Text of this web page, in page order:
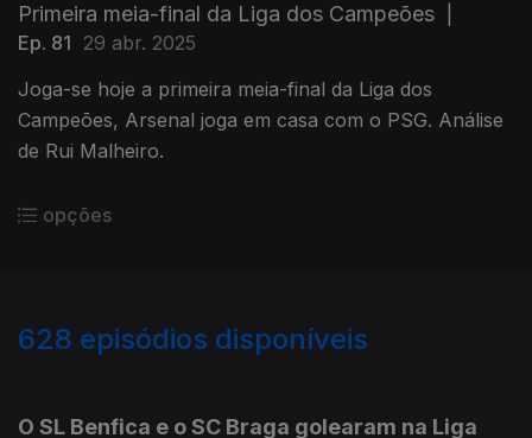
Primeira meia-final da Liga dos Campeões
Ep. 81 29 abr. 2025
Joga-se hoje a primeira meia-final da Liga dos
Campeões, Arsenal joga em casa com o PSG. Análise
de Rui Malheiro.
opções
628 episódios disponíveis
O SL Benfica e o SC Braga golearam na Liga